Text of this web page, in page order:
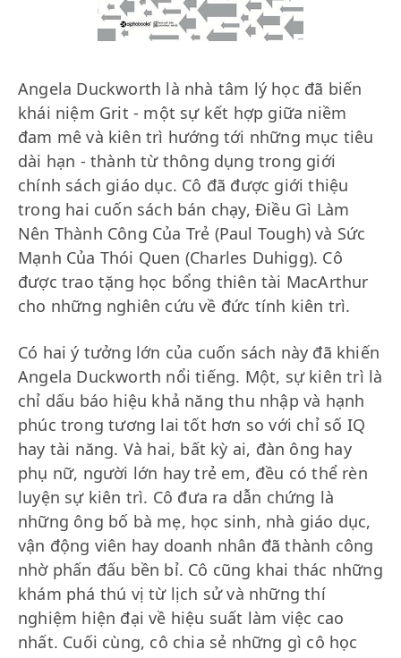
Angela Duckworth là nhà tâm lý học đã biến
khái niệm Grit - một sự kết hợp giữa niềm
đam mê và kiên trì hướng tới những mục tiêu
dài hạn - thành từ thông dụng trong giới
chính sách giáo dục. Cô đã được giới thiệu
trong hai cuốn sách bán chạy, Điều Gì Làm
Nên Thành Công Của Trẻ (Paul Tough) và Sức
Mạnh Của Thói Quen (Charles Duhigg). Cô
được trao tặng học bổng thiên tài MacArthur
cho những nghiên cứu về đức tính kiên trì.
Có hai ý tưởng lớn của cuốn sách này đã khiến
Angela Duckworth nổi tiếng. Một, sự kiên trì là
chỉ dấu báo hiệu khả năng thu nhập và hạnh
phúc trong tương lai tốt hơn so với chỉ số IQ
hay tài năng. Và hai, bất kỳ ai, đàn ông hay
phụ nữ, người lớn hay trẻ em, đều có thể rèn
luyện sự kiên trì. Cô đưa ra dẫn chứng là
những ông bố bà mẹ, học sinh, nhà giáo dục,
vận động viên hay doanh nhân đã thành công
nhờ phấn đấu bền bỉ. Cô cũng khai thác những
khám phá thú vị từ lịch sử và những thí
nghiệm hiện đại về hiệu suất làm việc cao
nhất. Cuối cùng, cô chia sẻ những gì cô học